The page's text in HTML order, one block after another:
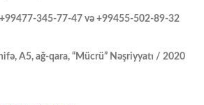
345-77-47 və +99455-502-89-32
A5, ağ-qara, “Mücrü” Nəşriyyatı / 2020